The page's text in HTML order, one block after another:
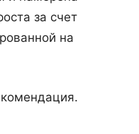
за счет
на